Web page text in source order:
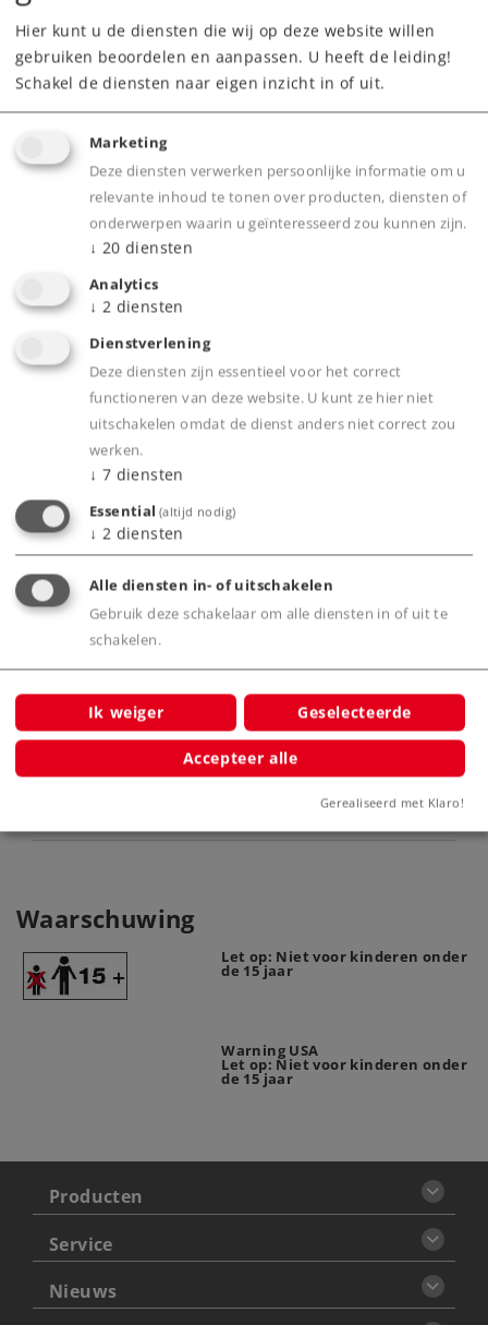
469,00 € Adviesprijs
Webwinkel
Dealer zoeken
Downloads
Onderdelen bestellen
Highlights
Klokankermotor.
Zwitserse lichtwisseling.
Product
Waarschuwing
Let op: Niet voor kinderen onder
de 15 jaar
Warning USA
Let op: Niet voor kinderen onder
de 15 jaar
Producten
Service
Nieuws
Hier kunt u de diensten die wij op deze website willen
gebruiken beoordelen en aanpassen. U heeft de leiding!
Schakel de diensten naar eigen inzicht in of uit.
Marketing
Deze diensten verwerken persoonlijke informatie om u
relevante inhoud te tonen over producten, diensten of
onderwerpen waarin u geïnteresseerd zou kunnen zijn.
↓ 20 diensten
Analytics
↓ 2 diensten
Dienstverlening
Deze diensten zijn essentieel voor het correct
functioneren van deze website. U kunt ze hier niet
uitschakelen omdat de dienst anders niet correct zou
werken.
↓ 7 diensten
Essential (altijd nodig)
↓ 2 diensten
Alle diensten in- of uitschakelen
Gebruik deze schakelaar om alle diensten in of uit te
schakelen.
Ik weiger Geselecteerde
Accepteer alle
Gerealiseerd met Klaro!